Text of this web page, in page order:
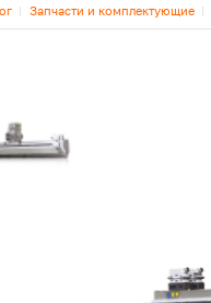
навигации
Запчасти и комплектующие